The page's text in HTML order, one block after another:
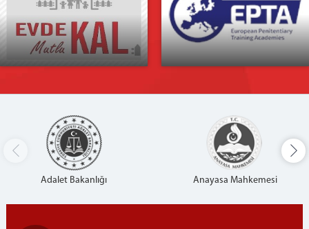
İLETİŞİM
HARİTA ve ULAŞIM
Adalet Bakanlığı Anayasa Mahkemesi